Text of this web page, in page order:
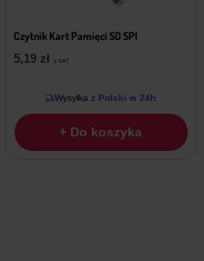
Czytnik Kart Pamięci SD SPI
5,19 zł z VAT
Wysyłka z Polski w 24h
+ Do koszyka